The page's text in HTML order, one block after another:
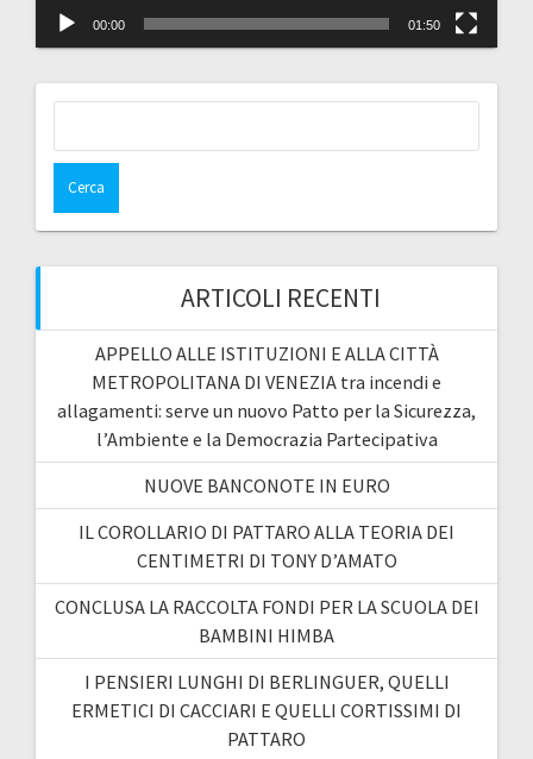
00:00 01:50
ARTICOLI RECENTI
APPELLO ALLE ISTITUZIONI E ALLA CITTÀ
METROPOLITANA DI VENEZIA tra incendi e
allagamenti: serve un nuovo Patto per la Sicurezza,
l’Ambiente e la Democrazia Partecipativa
NUOVE BANCONOTE IN EURO
IL COROLLARIO DI PATTARO ALLA TEORIA DEI
CENTIMETRI DI TONY D’AMATO
CONCLUSA LA RACCOLTA FONDI PER LA SCUOLA DEI
BAMBINI HIMBA
I PENSIERI LUNGHI DI BERLINGUER, QUELLI
ERMETICI DI CACCIARI E QUELLI CORTISSIMI DI
PATTARO